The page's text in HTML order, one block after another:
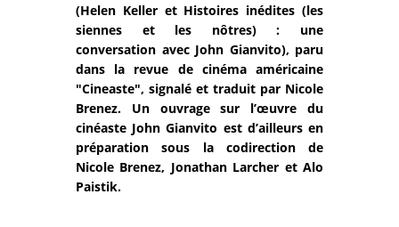
(Helen Keller et Histoires inédites (les
siennes et les nôtres) : une
conversation avec John Gianvito), paru
dans la revue de cinéma américaine
"Cineaste", signalé et traduit par Nicole
Brenez. Un ouvrage sur l’œuvre du
cinéaste John Gianvito est d’ailleurs en
préparation sous la codirection de
Nicole Brenez, Jonathan Larcher et Alo
Paistik.